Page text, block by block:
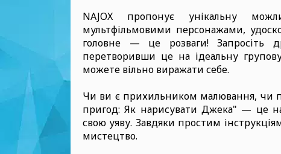
NAJOX пропонує унікальну
мультфільмовими персонажами,
головне — це розваги! Запросіть
перетворивши це на ідеальну
можете вільно виражати себе.
Чи ви є прихильником малювання, чи
пригод: Як нарисувати Джека" — це
свою уяву. Завдяки простим
мистецтво.